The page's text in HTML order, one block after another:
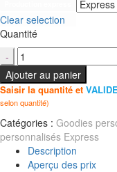
Clear selection
Quantité
Ajouter au panier
Saisir la quantité et
selon quantité)
Catégories : Goodies
personnalisés Express
Description
Aperçu des prix